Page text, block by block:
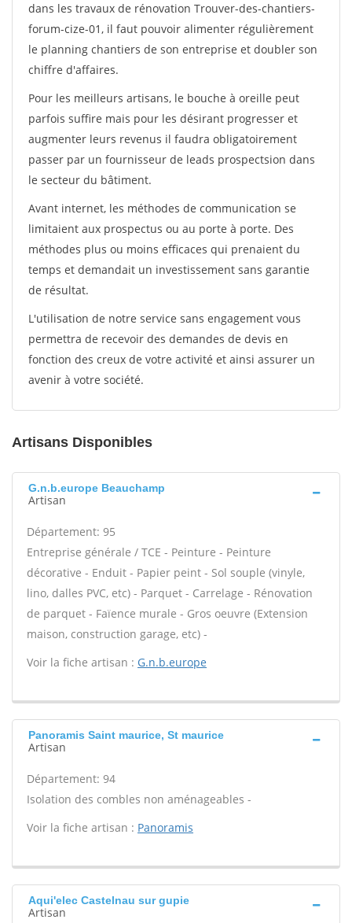
dans les travaux de rénovation Trouver-des-chantiers-
forum-cize-01, il faut pouvoir alimenter régulièrement
le planning chantiers de son entreprise et doubler son
chiffre d'affaires.
Pour les meilleurs artisans, le bouche à oreille peut
parfois suffire mais pour les désirant progresser et
augmenter leurs revenus il faudra obligatoirement
passer par un fournisseur de leads prospectsion dans
le secteur du bâtiment.
Avant internet, les méthodes de communication se
limitaient aux prospectus ou au porte à porte. Des
méthodes plus ou moins efficaces qui prenaient du
temps et demandait un investissement sans garantie
de résultat.
L'utilisation de notre service sans engagement vous
permettra de recevoir des demandes de devis en
fonction des creux de votre activité et ainsi assurer un
avenir à votre société.
Artisans Disponibles
G.n.b.europe Beauchamp
Artisan
Département: 95
Entreprise générale / TCE - Peinture - Peinture
décorative - Enduit - Papier peint - Sol souple (vinyle,
lino, dalles PVC, etc) - Parquet - Carrelage - Rénovation
de parquet - Faïence murale - Gros oeuvre (Extension
maison, construction garage, etc) -
Voir la fiche artisan : G.n.b.europe
Panoramis Saint maurice, St maurice
Artisan
Département: 94
Isolation des combles non aménageables -
Voir la fiche artisan : Panoramis
Aqui'elec Castelnau sur gupie
Artisan